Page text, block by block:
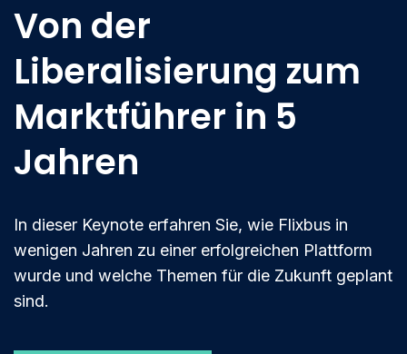
Von der
Liberalisierung zum
Marktführer in 5
Jahren
In dieser Keynote erfahren Sie, wie Flixbus in
wenigen Jahren zu einer erfolgreichen Plattform
wurde und welche Themen für die Zukunft geplant
sind.